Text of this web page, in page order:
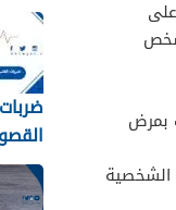
بمرض
الشخصية
وطرق
طرح